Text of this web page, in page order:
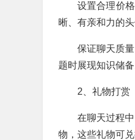
设置合理价
晰、有亲和力的
保证聊天质
题时展现知识储
2、礼物打赏
在聊天过程
物，这些礼物可兑